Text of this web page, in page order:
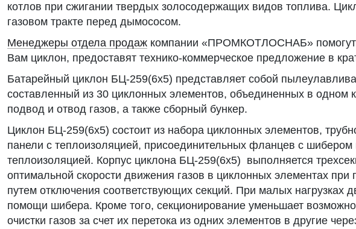
котлов при сжигании твердых золосодержащих видов топлива.
газовом тракте перед дымососом.
Менеджеры отдела продаж компании «ПРОМКОТЛОСНАБ» помогут
Вам циклон, предоставят технико-коммерческое предложение в
Батарейный циклон БЦ-259(6х5) представляет собой
составленный из 30 циклонных элементов, объединенных в
подвод и отвод газов, а также сборный бункер.
Циклон БЦ-259(6х5) состоит из набора циклонных элементов,
панели с теплоизоляцией, присоединительных фланцев с шибером
теплоизоляцией. Корпус циклона БЦ-259(6х5) выполняется
оптимальной скорости движения газов в циклонных элементах при
путем отключения соответствующих секций. При малых нагрузках
помощи шибера. Кроме того, секционирование уменьшает
очистки газов за счет их перетока из одних элементов в другие